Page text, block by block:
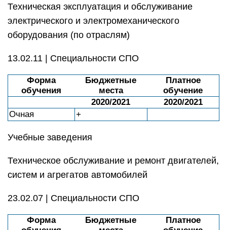
Техническая эксплуатация и обслуживание
электрического и электромеханического
оборудования (по отраслям)
13.02.11 | Специальности СПО
Форма
обучения
Бюджетные
места
Платное
обучение
2020/2021
2020/2021
Очная
+
Учебные заведения
Техническое обслуживание и ремонт двигателей,
систем и агрегатов автомобилей
23.02.07 | Специальности СПО
Форма
Бюджетные
Платное